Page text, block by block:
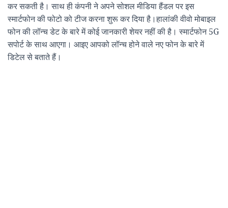
कर सकती है। साथ ही कंपनी ने अपने सोशल मीडिया हैंडल पर इस
स्मार्टफोन की फोटो को टीज करना शुरू कर दिया है।हालांकी वीवो मोबाइल
फोन की लॉन्च डेट के बारे में कोई जानकारी शेयर नहीं की है। स्मार्टफोन 5G
सपोर्ट के साथ आएगा। आइए आपको लॉन्च होने वाले नए फोन के बारे में
डिटेल से बताते हैं।